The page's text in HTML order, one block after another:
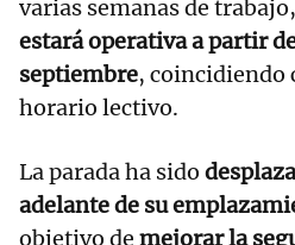
varias semanas de
estará operativa a partir
septiembre, coincidiendo
horario lectivo.
La parada ha sido
adelante de su
objetivo de mejorar la